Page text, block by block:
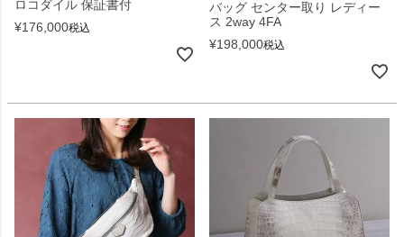
ロコダイル 保証書付
¥176,000税込
バッグ センター取り レディー
ス 2way 4FA
¥198,000税込